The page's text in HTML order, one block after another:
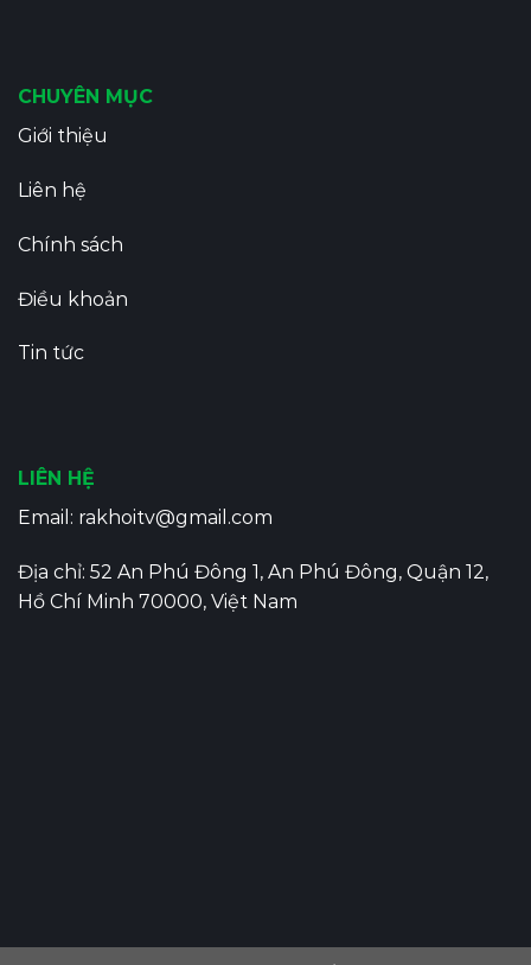
CHUYÊN MỤC
Giới thiệu
Liên hệ
Chính sách
Điều khoản
Tin tức
LIÊN HỆ
Email: rakhoitv@gmail.com
Địa chỉ: 52 An Phú Đông 1, An Phú Đông, Quận 12,
Hồ Chí Minh 70000, Việt Nam